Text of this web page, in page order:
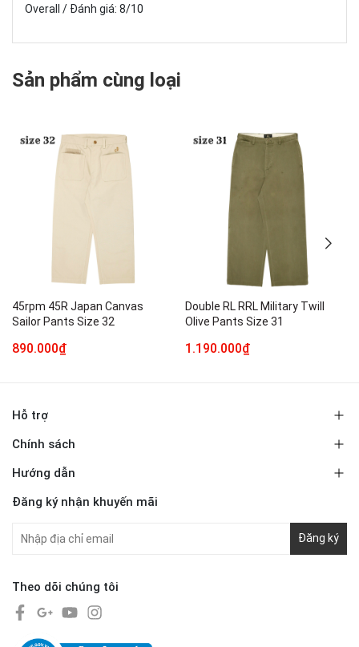
Overall / Đánh giá: 8/10
Sản phẩm cùng loại
45rpm 45R Japan Canvas
Sailor Pants Size 32
890.000₫
Double RL RRL Military Twill
Olive Pants Size 31
1.190.000₫
Hỗ trợ
Chính sách
Hướng dẫn
Đăng ký nhận khuyến mãi
Đăng ký
Theo dõi chúng tôi